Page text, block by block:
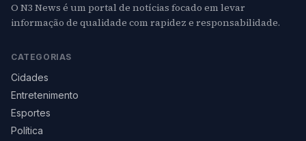
O N3 News é um portal de notícias focado em levar
informação de qualidade com rapidez e responsabilidade.
CATEGORIAS
Cidades
Entretenimento
Esportes
Política